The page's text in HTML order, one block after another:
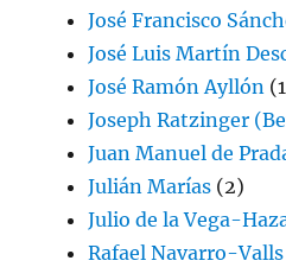
José Francisco
José Luis Martín
José Ramón Ayllón
Joseph Ratzinger
Juan Manuel de
Julián Marías (2)
Julio de la Vega-
Rafael Navarro-Valls